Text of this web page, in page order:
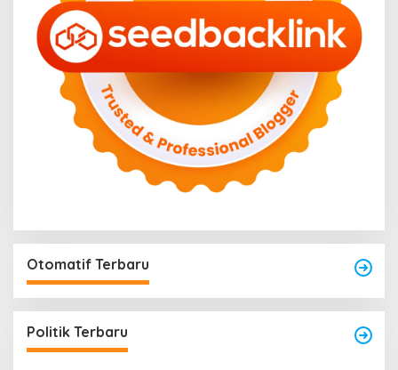
Otomatif Terbaru
Politik Terbaru